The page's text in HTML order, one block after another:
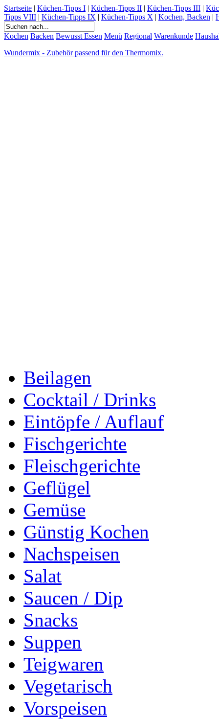
Startseite | Küchen-Tipps I | Küchen-Tipps II | Küchen-Tipps III |
Tipps VIII | Küchen-Tipps IX | Küchen-Tipps X | Kochen, Backen |
Kochen Backen Bewusst Essen Menü Regional Warenkunde
Wundermix - Zubehör passend für den Thermomix.
Beilagen
Cocktail / Drinks
Eintöpfe / Auflauf
Fischgerichte
Fleischgerichte
Geflügel
Gemüse
Günstig Kochen
Nachspeisen
Salat
Saucen / Dip
Snacks
Suppen
Teigwaren
Vegetarisch
Vorspeisen